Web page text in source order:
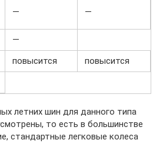
— —
—
повысится
повысится
летних шин для данного типа
то есть в большинстве
стандартные легковые колеса